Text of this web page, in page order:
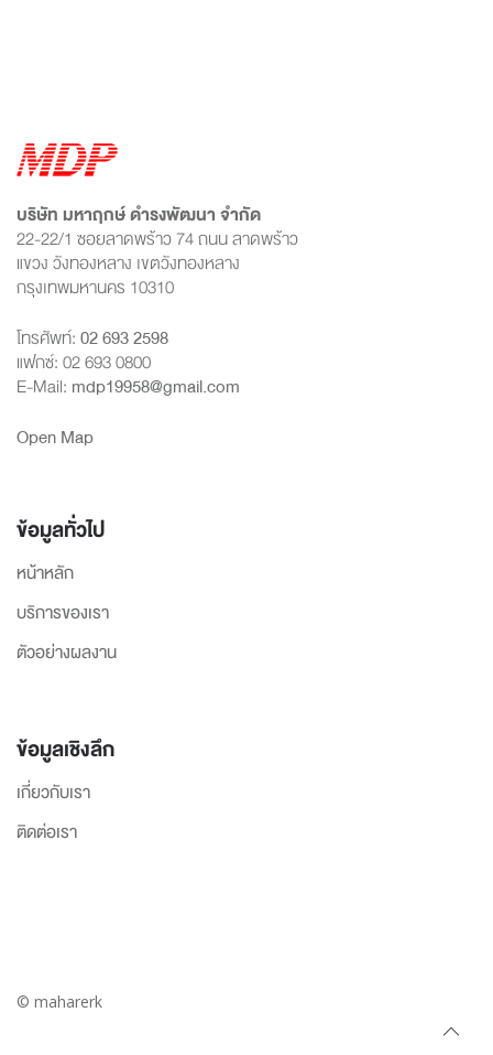
บริษัท มหาฤกษ์ ดำรงพัฒนา จำกัด
22-22/1 ซอยลาดพร้าว 74 ถนน ลาดพร้าว
แขวง วังทองหลาง เขตวังทองหลาง
กรุงเทพมหานคร 10310
โทรศัพท์:02 693 2598
แฟกซ์: 02 693 0800
E-Mail: mdp19958@gmail.com
Open Map
ข้อมูลทั่วไป
หน้าหลัก
บริการของเรา
ตัวอย่างผลงาน
ข้อมูลเชิงลึก
เกี่ยวกับเรา
ติดต่อเรา
© maharerk